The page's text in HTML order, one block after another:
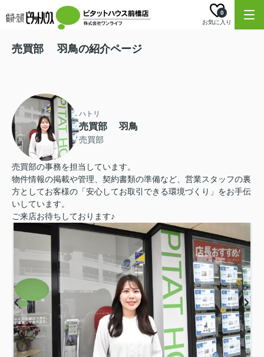
お気に入り
0
売買部 羽鳥の紹介ページ
ハトリ
売買部 羽鳥
売買部
売買部の事務を担当しています。
物件情報の掲載や管理、契約書類の準備など、営業スタッフの裏
方としてお客様の「安心してお取引できる環境づくり」をお手伝
いしています。
ご来店お待ちしております♪